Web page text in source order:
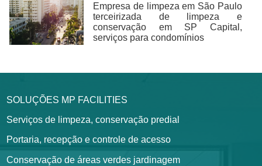
Empresa de limpeza em São Paulo
terceirizada de limpeza e
conservação em SP Capital,
serviços para condomínios
SOLUÇÕES MP FACILITIES
Serviços de limpeza, conservação predial
Portaria, recepção e controle de acesso
Conservação de áreas verdes jardinagem